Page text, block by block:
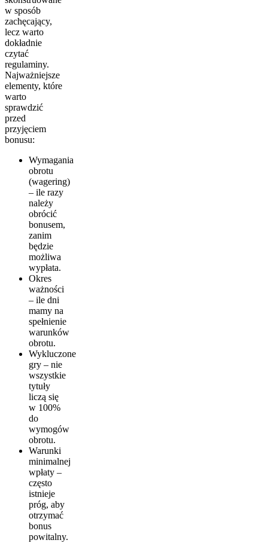
w sposób
zachęcający,
lecz warto
dokładnie
czytać
regulaminy.
Najważniejsze
elementy, które
warto
sprawdzić
przed
przyjęciem
bonusu:
Wymagania
obrotu
(wagering)
– ile razy
należy
obrócić
bonusem,
zanim
będzie
możliwa
wypłata.
Okres
ważności
– ile dni
mamy na
spełnienie
warunków
obrotu.
Wykluczone
gry – nie
wszystkie
tytuły
liczą się
w 100%
do
wymogów
obrotu.
Warunki
minimalnej
wpłaty –
często
istnieje
próg, aby
otrzymać
bonus
powitalny.